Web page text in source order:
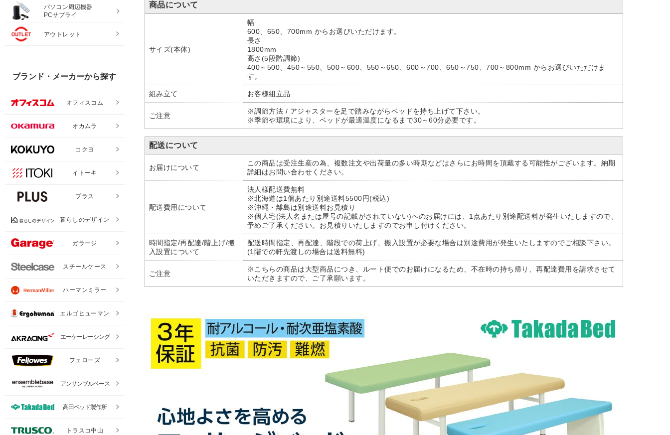
商品について
サイズ(本体)
幅
600、650、700mm からお選びいただけます。
長さ
1800mm
高さ(5段階調節)
400～500、450～550、500～600、550～650、600～700、650～750、700～800mm からお選びいただけま
す。
組み立て お客様組立品
ご注意
※調節方法 / アジャスターを足で踏みながらベッドを持ち上げて下さい。
※季節や環境により、ベッドが最適温度になるまで30～60分必要です。
配送について
お届けについて
この商品は受注生産の為、複数注文や出荷量の多い時期などはさらにお時間を頂戴する可能性がございます。納期
詳細はお問い合わせください。
配送費用について
法人様配送費無料
※北海道は1個あたり別途送料5500円(税込)
※沖縄・離島は別途送料お見積り
※個人宅(法人名または屋号の記載がされていない)へのお届けには、1点あたり別途配送料が発生いたしますので、
予めご了承ください。お見積りいたしますのでお申し付けください。
時間指定/再配達/階上げ/搬
入設置について
配送時間指定、再配達、階段での荷上げ、搬入設置が必要な場合は別途費用が発生いたしますのでご相談下さい。
(1階での軒先渡しの場合は送料無料)
ご注意
※こちらの商品は大型商品につき、ルート便でのお届けになるため、不在時の持ち帰り、再配達費用を請求させて
いただきますので、ご了承願います。
パソコン周辺機器
PCサプライ
アウトレット
ブランド・メーカーから探す
オフィスコム
オカムラ
コクヨ
イトーキ
プラス
暮らしのデザイン
ガラージ
スチールケース
ハーマンミラー
エルゴヒューマン
エーケーレーシング
フェローズ
アンサンブルベース
高田ベッド製作所
トラスコ中山